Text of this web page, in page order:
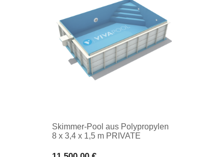
Skimmer-Pool aus Polypropylen
8 x 3,4 x 1,5 m PRIVATE